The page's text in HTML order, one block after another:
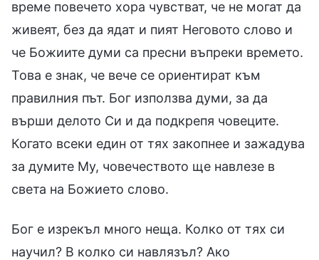
време повечето хора чувстват, че не могат да
живеят, без да ядат и пият Неговото слово и
че Божиите думи са пресни въпреки времето.
Това е знак, че вече се ориентират към
правилния път. Бог използва думи, за да
върши делото Си и да подкрепя човеците.
Когато всеки един от тях закопнее и зажадува
за думите Му, човечеството ще навлезе в
света на Божието слово.
Бог е изрекъл много неща. Колко от тях си
научил? В колко си навлязъл? Ако